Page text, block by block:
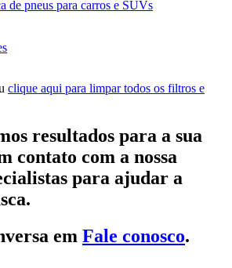
de pneus para carros e SUVs
clique aqui para limpar todos os filtros e
resultados para a sua
contato com a nossa
para ajudar a
em Fale conosco.